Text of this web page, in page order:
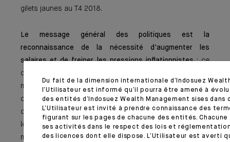
gilets jaunes au T4 2018.
Le message général des politiques est la
reconnaissance de la nécessité d'augmenter les
salaires et de freiner les pressions inflationnistes; ce
dernier point constitue un changement dans la nature du
message transmis par les gouvernements aux banques
centrales. Jusqu'à récemment, dans le cadre du modèle
de «fiscal dominance », les gouvernements pressaient
les banques centrales de maintenir des politiques
monétaires ultra-accommodantes pour soutenir la
Du fait de la dimension internationale d’Indosuez
l’Utilisateur est informé qu’il pourra être amené à
des entités d’Indosuez Wealth Management sises dans
L’Utilisateur est invité à prendre connaissance des
figurant sur les pages de chacune des entités. Chacune
ses activités dans le respect des lois et
des licences dont elle dispose. L’Utilisateur est averti